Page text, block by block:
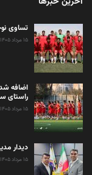
تساوی
۱۵ مرداد ۱۴۰۵
اضافه
راستای
۱۵ مرداد ۱۴۰۵
دیدار
۱۵ مرداد ۱۴۰۵